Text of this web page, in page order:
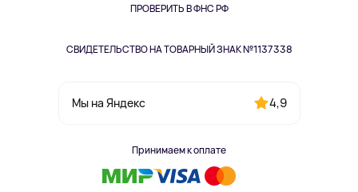
ПРОВЕРИТЬ В ФНС РФ
СВИДЕТЕЛЬСТВО НА ТОВАРНЫЙ ЗНАК №1137338
Мы на Яндекс 4,9
Принимаем к оплате
Одежда и аксессуары